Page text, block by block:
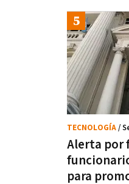
Alerta por
para
TECNOLOGÍA/